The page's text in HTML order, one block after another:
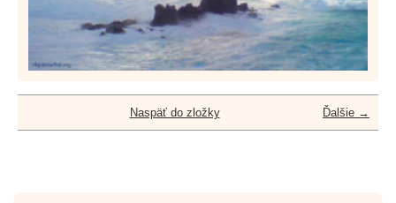
Ďalšie →
Naspäť do zložky